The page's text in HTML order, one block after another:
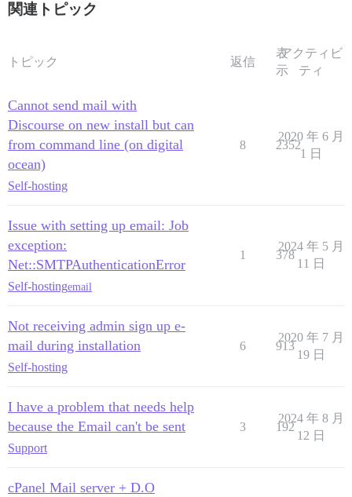
関連トピック
トピック 返信
表
示
アクティビ
ティ
Cannot send mail with
Discourse on new install but can
from command line (on digital
ocean)
Self-hosting
8 2352
2020 年 6 月
1 日
Issue with setting up email: Job
exception:
Net::SMTPAuthenticationError
Self-hostingemail
1 378
2024 年 5 月
11 日
Not receiving admin sign up e-
mail during installation
Self-hosting
6 913
2020 年 7 月
19 日
I have a problem that needs help
because the Email can't be sent
Support
3 192
2024 年 8 月
12 日
cPanel Mail server + D.O